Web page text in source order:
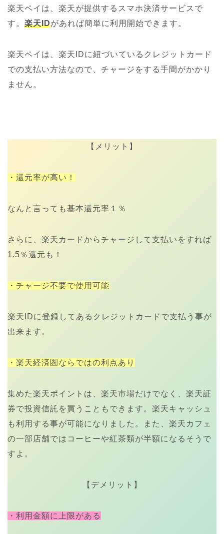
楽天ペイは、楽天が提供するスマホ決済サービスで
す。 楽天IDがあれば簡単に利用開始できます。
楽天ペイは、楽天IDに紐づいているクレジットカード
での支払い方法なので、チャージをする手間がかかり
ません。
【メリット】
・還元率が高い！
なんと言っても基本還元率１％
さらに、楽天カードからチャージして支払いをすれば
1.5％還元も！
・チャージ不要で使用可能
楽天IDに登録してあるクレジットカードで支払う事が
出来ます。
・楽天経済圏ならではの利点あり
集めた楽天ポイントは、楽天市場だけでなく、楽天証
券で投資信託を買うこともできます。楽天キャッシュ
も利用する事が可能になりました。また、楽天カフェ
の一部店舗ではコーヒーや紅茶類が半額になるそうで
すよ。
【デメリット】
・利用金額に上限がある